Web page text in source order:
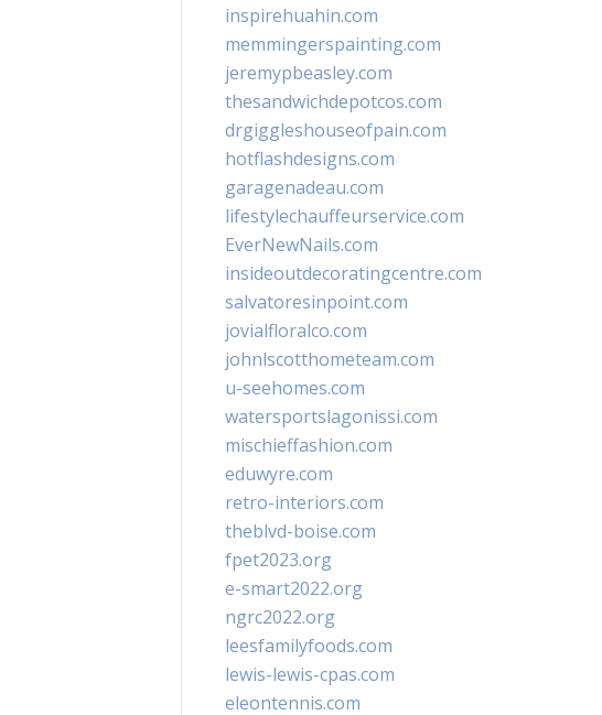
inspirehuahin.com
memmingerspainting.com
jeremypbeasley.com
thesandwichdepotcos.com
drgiggleshouseofpain.com
hotflashdesigns.com
garagenadeau.com
lifestylechauffeurservice.com
EverNewNails.com
insideoutdecoratingcentre.com
salvatoresinpoint.com
jovialfloralco.com
johnlscotthometeam.com
u-seehomes.com
watersportslagonissi.com
mischieffashion.com
eduwyre.com
retro-interiors.com
theblvd-boise.com
fpet2023.org
e-smart2022.org
ngrc2022.org
leesfamilyfoods.com
lewis-lewis-cpas.com
eleontennis.com